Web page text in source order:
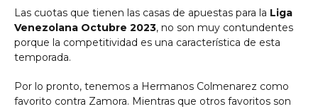
Las cuotas que tienen las casas de apuestas para la Liga
Venezolana Octubre 2023, no son muy contundentes
porque la competitividad es una característica de esta
temporada.
Por lo pronto, tenemos a Hermanos Colmenarez como
favorito contra Zamora. Mientras que otros favoritos son